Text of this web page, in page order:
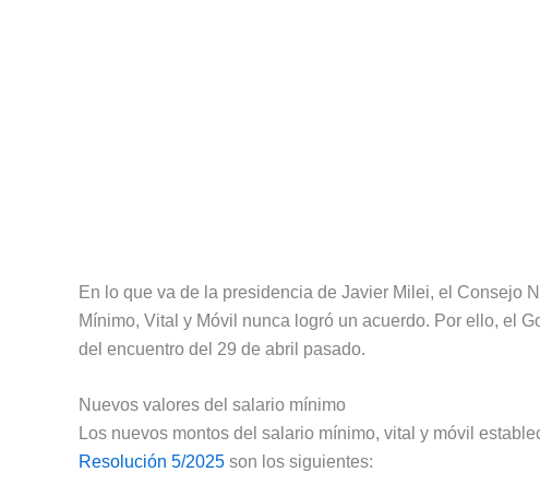
En lo que va de la presidencia de Javier Milei, el Consejo
Mínimo, Vital y Móvil nunca logró un acuerdo. Por ello, el
del encuentro del 29 de abril pasado.
Nuevos valores del salario mínimo
Los nuevos montos del salario mínimo, vital y móvil
Resolución 5/2025 son los siguientes: